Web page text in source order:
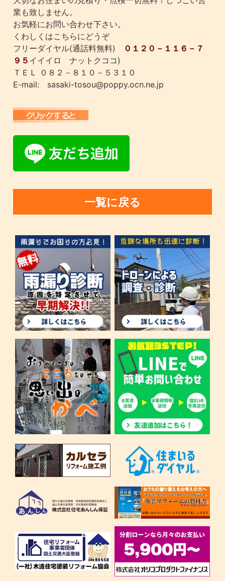
業も致しません。
お気軽にお問い合わせ下さい。
くわしくはこちらにどうぞ
フリーダイヤル(通話料無料)
０１２０－１１６－７
９５ イイイロ ナットクココ)
ＴＥＬ ０８２－８１０－５３１０
E-mail: sasaki-tosou@poppy.ocn.ne.jp
一覧に戻る